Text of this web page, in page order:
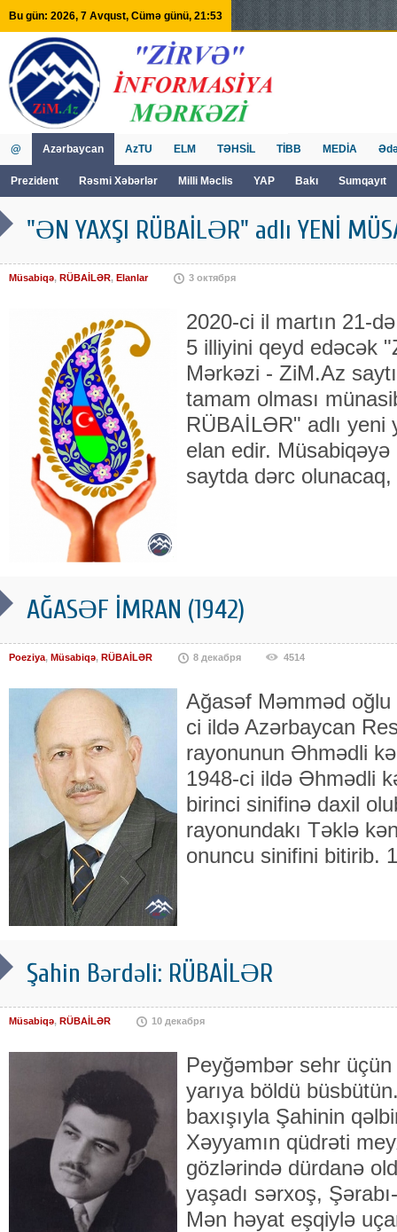
Bu gün: 2026, 7 Avqust, Cümə günü, 21:53
@ Azərbaycan
Prezident Rəsmi Xəbərlər Milli Məclis YAP Bakı Sumqayıt
AzTU ELM TƏHSİL TİBB MEDİA
"ƏN YAXŞI RÜBAİLƏR" adlı YENİ
Müsabiqə, RÜBAİLƏR, Elanlar 3 октября
2020-ci il martın 21-
5 illiyini qeyd edəcək
Mərkəzi - ZiM.Az
tamam olması
RÜBAİLƏR" adlı yeni
elan edir.
saytda dərc
AĞASƏF İMRAN (1942)
Poeziya, Müsabiqə, RÜBAİLƏR 8 декабря 4514
Ağasəf Məmməd
ci ildə Azərbaycan
rayonunun Əhmədli
1948-ci ildə Əhmədli
birinci sinifinə daxil
rayonundakı Təklə
onuncu sinifini bitirib.
Şahin Bərdəli: RÜBAİLƏR
Müsabiqə, RÜBAİLƏR 10 декабря
Peyğəmbər sehr
yarıya böldü
baxışıyla Şahinin
Xəyyamın qüdrəti
gözlərində dürdanə
yaşadı sərxoş,
Mən həyat eşqiylə